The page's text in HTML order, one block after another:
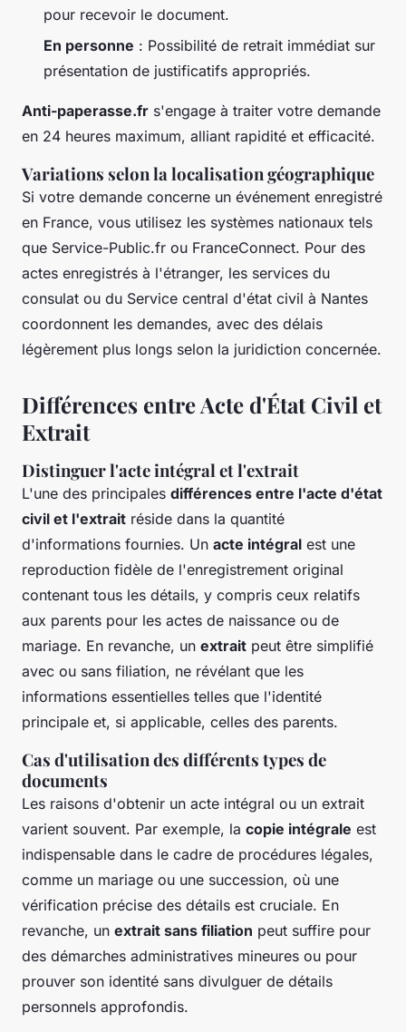
pour recevoir le document.
En personne : Possibilité de retrait immédiat sur
présentation de justificatifs appropriés.
Anti-paperasse.fr s'engage à traiter votre demande
en 24 heures maximum, alliant rapidité et efficacité.
Variations selon la localisation géographique
Si votre demande concerne un événement enregistré
en France, vous utilisez les systèmes nationaux tels
que Service-Public.fr ou FranceConnect. Pour des
actes enregistrés à l'étranger, les services du
consulat ou du Service central d'état civil à Nantes
coordonnent les demandes, avec des délais
légèrement plus longs selon la juridiction concernée.
Différences entre Acte d'État Civil et
Extrait
Distinguer l'acte intégral et l'extrait
L'une des principales différences entre l'acte d'état
civil et l'extrait réside dans la quantité
d'informations fournies. Un acte intégral est une
reproduction fidèle de l'enregistrement original
contenant tous les détails, y compris ceux relatifs
aux parents pour les actes de naissance ou de
mariage. En revanche, un extrait peut être simplifié
avec ou sans filiation, ne révélant que les
informations essentielles telles que l'identité
principale et, si applicable, celles des parents.
Cas d'utilisation des différents types de
documents
Les raisons d'obtenir un acte intégral ou un extrait
varient souvent. Par exemple, la copie intégrale est
indispensable dans le cadre de procédures légales,
comme un mariage ou une succession, où une
vérification précise des détails est cruciale. En
revanche, un extrait sans filiation peut suffire pour
des démarches administratives mineures ou pour
prouver son identité sans divulguer de détails
personnels approfondis.